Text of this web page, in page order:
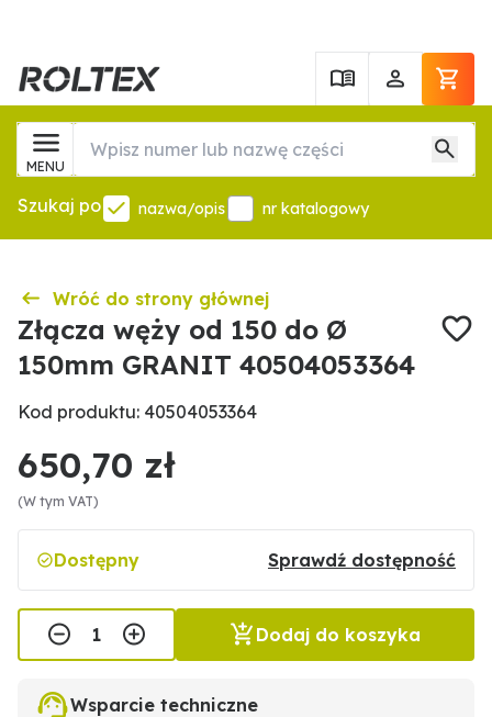
MENU
Szukaj po nazwa/opis nr katalogowy
Wróć do strony głównej
Złącza węży od 150 do Ø
150mm GRANIT 40504053364
Kod produktu: 40504053364
650,70 zł
(W tym VAT)
Dostępny Sprawdź dostępność
Dodaj do koszyka
Wsparcie techniczne